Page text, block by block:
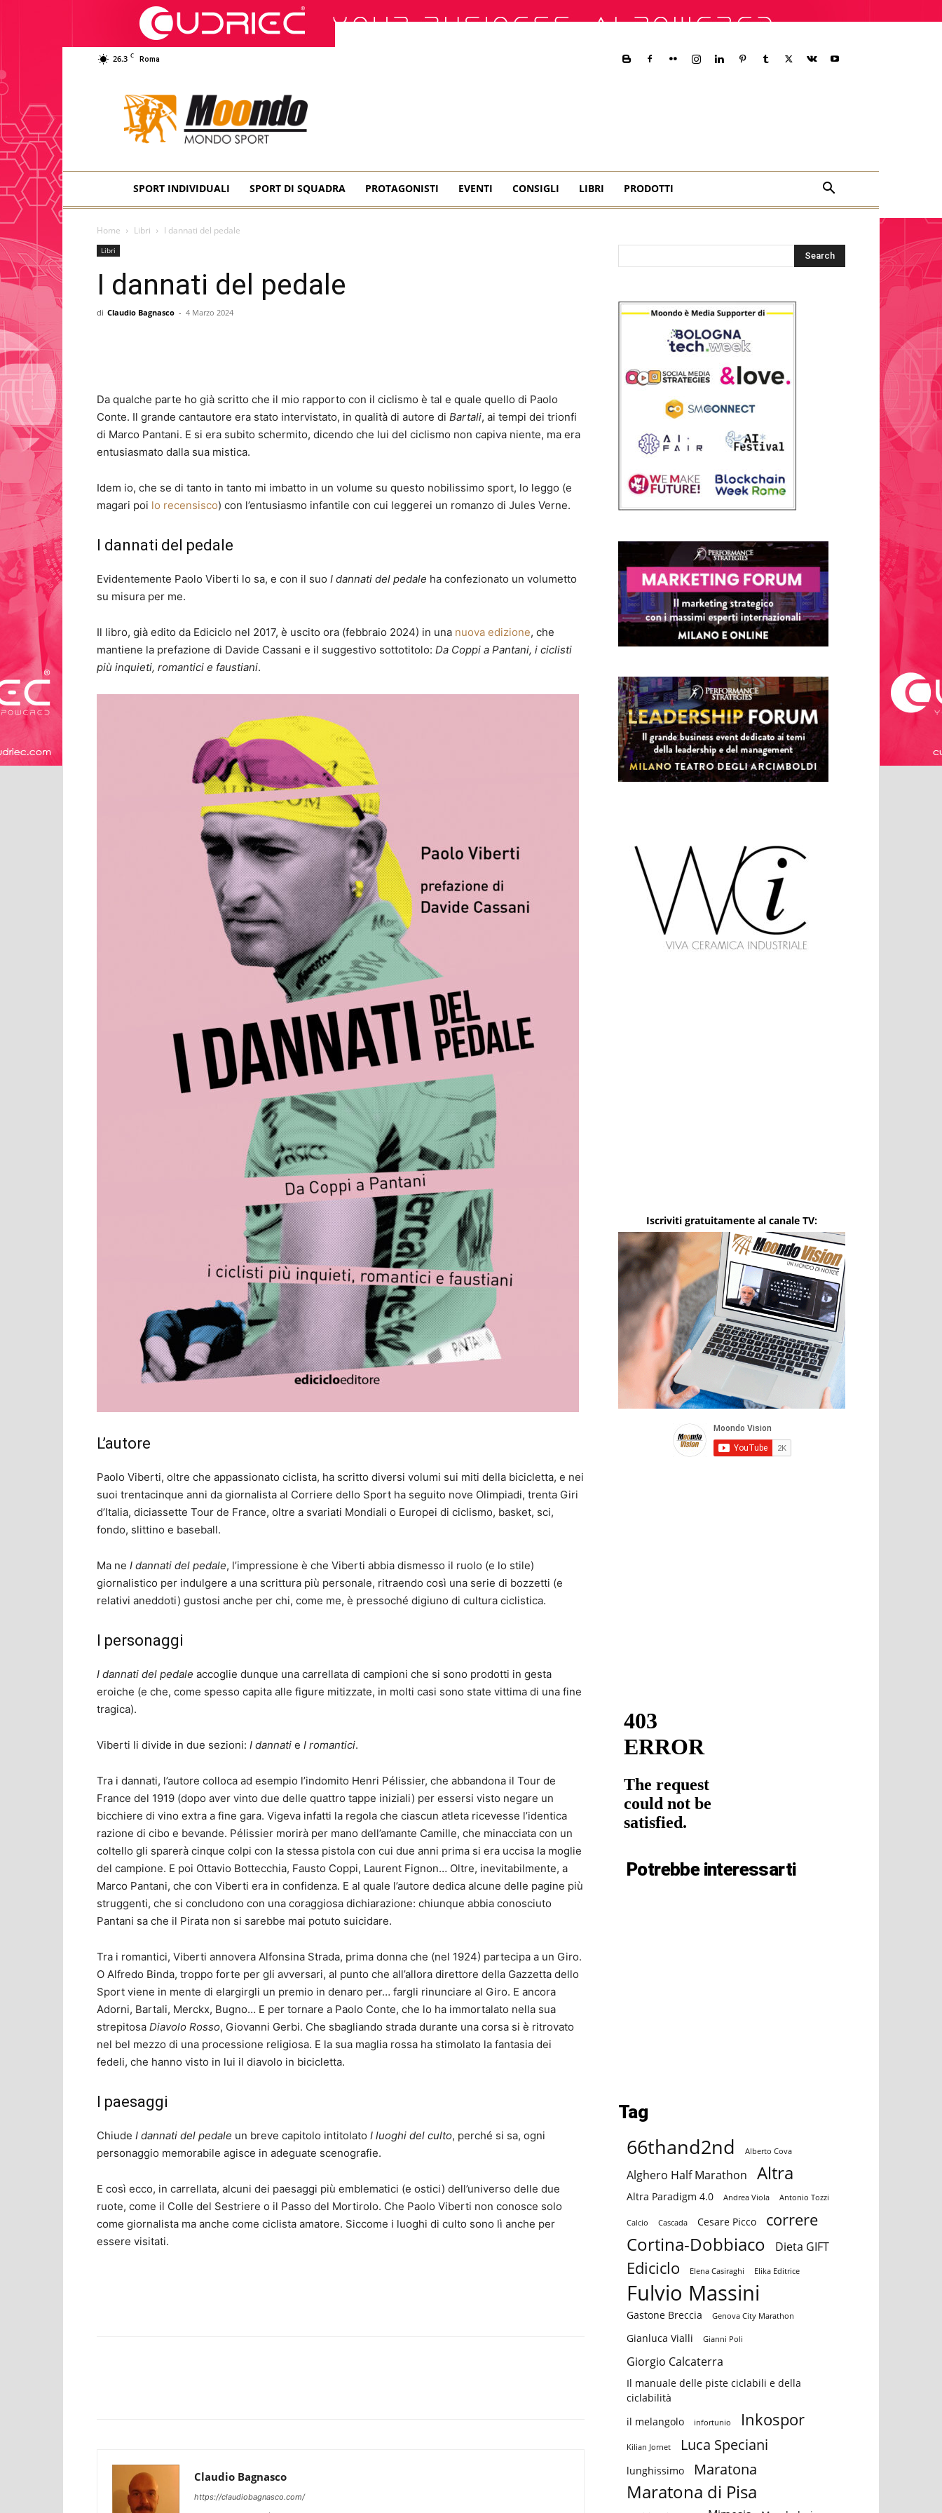
26.3 C Roma
Moondo
Sport
SPORT INDIVIDUALI SPORT DI SQUADRA PROTAGONISTI EVENTI CONSIGLI LIBRI PRODOTTI
Home Libri I dannati del pedale
Libri
I dannati del pedale
di Claudio Bagnasco - 4 Marzo 2024
Da qualche parte ho già scritto che il mio rapporto con il ciclismo è tal e quale quello di Paolo
Conte. Il grande cantautore era stato intervistato, in qualità di autore di Bartali, ai tempi dei trionfi
di Marco Pantani. E si era subito schermito, dicendo che lui del ciclismo non capiva niente, ma era
entusiasmato dalla sua mistica.
Idem io, che se di tanto in tanto mi imbatto in un volume su questo nobilissimo sport, lo leggo (e
magari poi lo recensisco) con l’entusiasmo infantile con cui leggerei un romanzo di Jules Verne.
I dannati del pedale
Evidentemente Paolo Viberti lo sa, e con il suo I dannati del pedale ha confezionato un volumetto
su misura per me.
Il libro, già edito da Ediciclo nel 2017, è uscito ora (febbraio 2024) in una nuova edizione, che
mantiene la prefazione di Davide Cassani e il suggestivo sottotitolo: Da Coppi a Pantani, i ciclisti
più inquieti, romantici e faustiani.
L’autore
Paolo Viberti, oltre che appassionato ciclista, ha scritto diversi volumi sui miti della bicicletta, e nei
suoi trentacinque anni da giornalista al Corriere dello Sport ha seguito nove Olimpiadi, trenta Giri
d’Italia, diciassette Tour de France, oltre a svariati Mondiali o Europei di ciclismo, basket, sci,
fondo, slittino e baseball.
Ma ne I dannati del pedale, l’impressione è che Viberti abbia dismesso il ruolo (e lo stile)
giornalistico per indulgere a una scrittura più personale, ritraendo così una serie di bozzetti (e
relativi aneddoti) gustosi anche per chi, come me, è pressoché digiuno di cultura ciclistica.
I personaggi
I dannati del pedale accoglie dunque una carrellata di campioni che si sono prodotti in gesta
eroiche (e che, come spesso capita alle figure mitizzate, in molti casi sono state vittima di una fine
tragica).
Viberti li divide in due sezioni: I dannati e I romantici.
Tra i dannati, l’autore colloca ad esempio l’indomito Henri Pélissier, che abbandona il Tour de
France del 1919 (dopo aver vinto due delle quattro tappe iniziali) per essersi visto negare un
bicchiere di vino extra a fine gara. Vigeva infatti la regola che ciascun atleta ricevesse l’identica
razione di cibo e bevande. Pélissier morirà per mano dell’amante Camille, che minacciata con un
coltello gli sparerà cinque colpi con la stessa pistola con cui due anni prima si era uccisa la moglie
del campione. E poi Ottavio Bottecchia, Fausto Coppi, Laurent Fignon… Oltre, inevitabilmente, a
Marco Pantani, che con Viberti era in confidenza. E al quale l’autore dedica alcune delle pagine più
struggenti, che si concludono con una coraggiosa dichiarazione: chiunque abbia conosciuto
Pantani sa che il Pirata non si sarebbe mai potuto suicidare.
Tra i romantici, Viberti annovera Alfonsina Strada, prima donna che (nel 1924) partecipa a un Giro.
O Alfredo Binda, troppo forte per gli avversari, al punto che all’allora direttore della Gazzetta dello
Sport viene in mente di elargirgli un premio in denaro per… fargli rinunciare al Giro. E ancora
Adorni, Bartali, Merckx, Bugno… E per tornare a Paolo Conte, che lo ha immortalato nella sua
strepitosa Diavolo Rosso, Giovanni Gerbi. Che sbagliando strada durante una corsa si è ritrovato
nel bel mezzo di una processione religiosa. E la sua maglia rossa ha stimolato la fantasia dei
fedeli, che hanno visto in lui il diavolo in bicicletta.
I paesaggi
Chiude I dannati del pedale un breve capitolo intitolato I luoghi del culto, perché si sa, ogni
personaggio memorabile agisce in adeguate scenografie.
E così ecco, in carrellata, alcuni dei paesaggi più emblematici (e ostici) dell’universo delle due
ruote, come il Colle del Sestriere o il Passo del Mortirolo. Che Paolo Viberti non conosce solo
come giornalista ma anche come ciclista amatore. Siccome i luoghi di culto sono lì anche per
essere visitati.
Email Tumblr
Claudio Bagnasco
https://claudiobagnasco.com/
Iscriviti gratuitamente al canale TV:
Potrebbe interessarti
Tag
66thand2nd Alberto Cova
Alghero Half Marathon Altra
Altra Paradigm 4.0 Andrea Viola Antonio Tozzi
Calcio Cascada Cesare Picco correre
Cortina-Dobbiaco Dieta GIFT
Ediciclo Elena Casiraghi Elika Editrice
Fulvio Massini
Gastone Breccia Genova City Marathon
Gianluca Vialli Gianni Poli
Giorgio Calcaterra
Il manuale delle piste ciclabili e della
ciclabilità
il melangolo
infortunio Inkospor
Kilian Jornet Luca Speciani
lunghissimo Maratona
Maratona di Pisa